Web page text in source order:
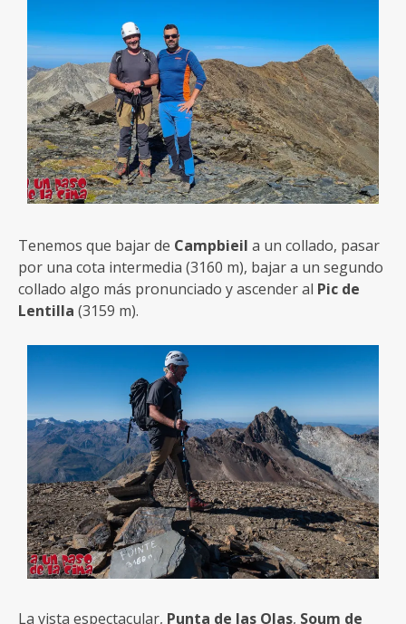
Tenemos que bajar de Campbieil a un collado, pasar
por una cota intermedia (3160 m), bajar a un segundo
collado algo más pronunciado y ascender al Pic de
Lentilla (3159 m).
La vista espectacular, Punta de las Olas, Soum de